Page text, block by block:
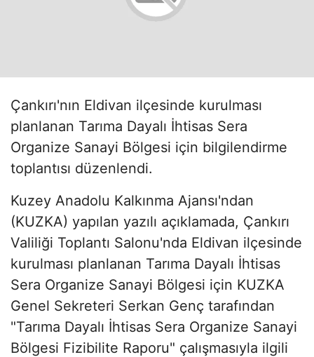
Çankırı'nın Eldivan ilçesinde kurulması
planlanan Tarıma Dayalı İhtisas Sera
Organize Sanayi Bölgesi için bilgilendirme
toplantısı düzenlendi.
Kuzey Anadolu Kalkınma Ajansı'ndan
(KUZKA) yapılan yazılı açıklamada, Çankırı
Valiliği Toplantı Salonu'nda Eldivan ilçesinde
kurulması planlanan Tarıma Dayalı İhtisas
Sera Organize Sanayi Bölgesi için KUZKA
Genel Sekreteri Serkan Genç tarafından
"Tarıma Dayalı İhtisas Sera Organize Sanayi
Bölgesi Fizibilite Raporu" çalışmasıyla ilgili